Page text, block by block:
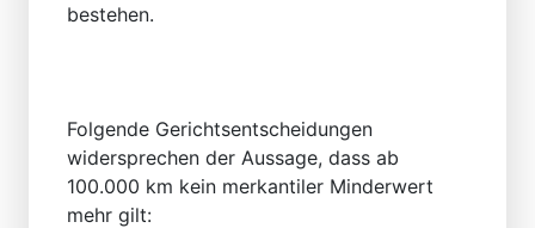
bestehen.
Folgende Gerichtsentscheidungen
widersprechen der Aussage, dass ab
100.000 km kein merkantiler Minderwert
mehr gilt: